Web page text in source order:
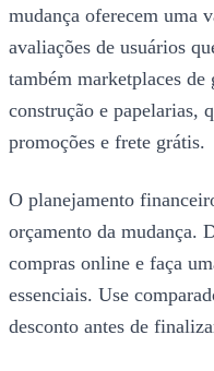
mudança oferecem uma
avaliações de usuários
também marketplaces de
construção e papelarias,
promoções e frete grátis.
O planejamento
orçamento da mudança.
compras online e faça
essenciais. Use
desconto antes de